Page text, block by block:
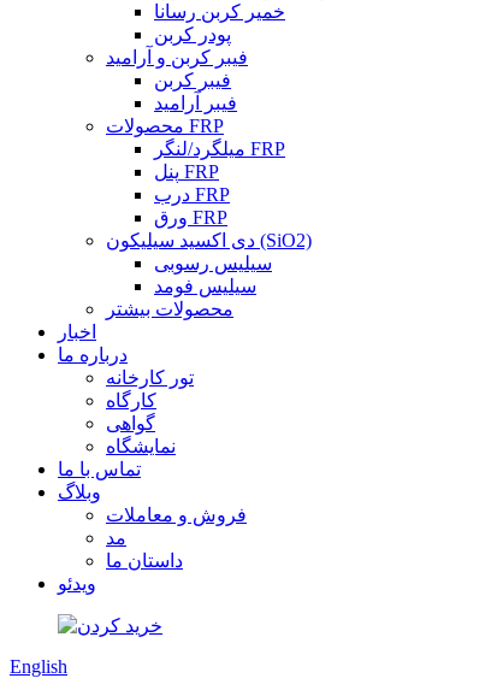
خمیر کربن رسانا
پودر کربن
فیبر کربن و آرامید
فیبر کربن
فیبر آرامید
محصولات FRP
میلگرد/لنگر FRP
پنل FRP
درب FRP
ورق FRP
دی اکسید سیلیکون (SiO2)
سیلیس رسوبی
سیلیس فومد
محصولات بیشتر
اخبار
درباره ما
تور کارخانه
کارگاه
گواهی
نمایشگاه
تماس با ما
وبلاگ
فروش و معاملات
مد
داستان ما
ویدئو
English